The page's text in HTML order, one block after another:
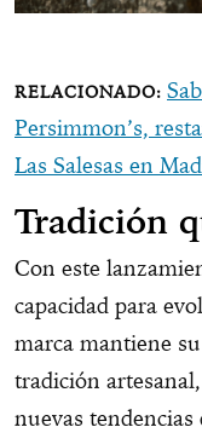
Persimmon’s,
Las Salesas en
Tradición
Con este
capacidad para
marca mantiene
tradición
nuevas